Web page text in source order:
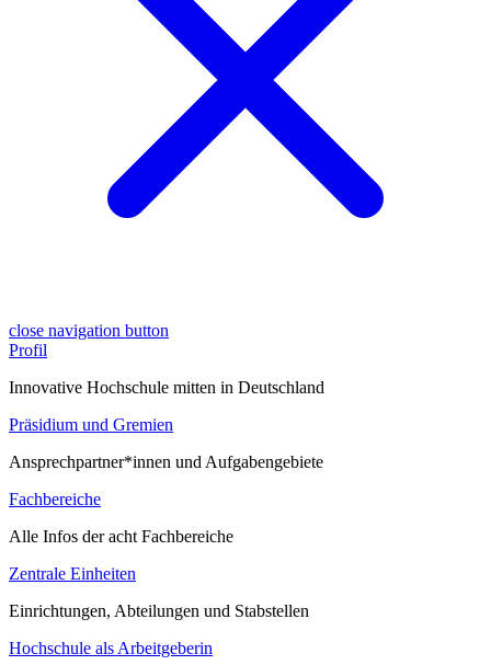
close navigation button
Profil
Innovative Hochschule mitten in Deutschland
Präsidium und Gremien
Ansprechpartner*innen und Aufgabengebiete
Fachbereiche
Alle Infos der acht Fachbereiche
Zentrale Einheiten
Einrichtungen, Abteilungen und Stabstellen
Hochschule als Arbeitgeberin